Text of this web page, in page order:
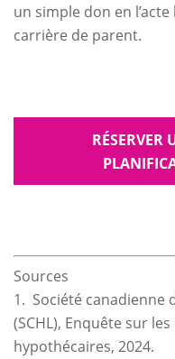
un simple don en
carrière de parent.
RÉSERVER
Sources
1. Société canadienne
(SCHL), Enquête sur
hypothécaires, 2024.